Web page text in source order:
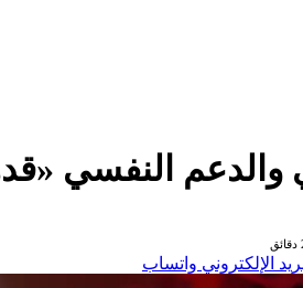
والدعم النفسي
الإلكتروني واتساب